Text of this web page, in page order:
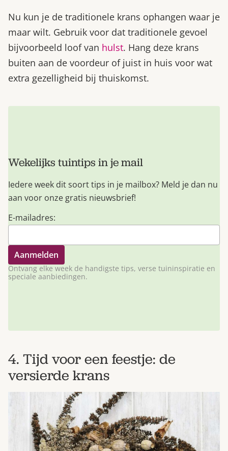
Nu kun je de traditionele krans ophangen waar je
maar wilt. Gebruik voor dat traditionele gevoel
bijvoorbeeld loof van hulst. Hang deze krans
buiten aan de voordeur of juist in huis voor wat
extra gezelligheid bij thuiskomst.
Wekelijks tuintips in je mail
Iedere week dit soort tips in je mailbox? Meld je dan nu
aan voor onze gratis nieuwsbrief!
E-mailadres:
Ontvang elke week de handigste tips, verse tuininspiratie en
speciale aanbiedingen.
4. Tijd voor een feestje: de
versierde krans